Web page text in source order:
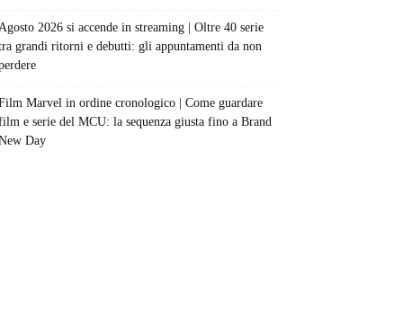
2026 si accende in streaming | Oltre 40 serie
grandi ritorni e debutti: gli appuntamenti da non
Marvel in ordine cronologico | Come guardare
e serie del MCU: la sequenza giusta fino a Brand
Day